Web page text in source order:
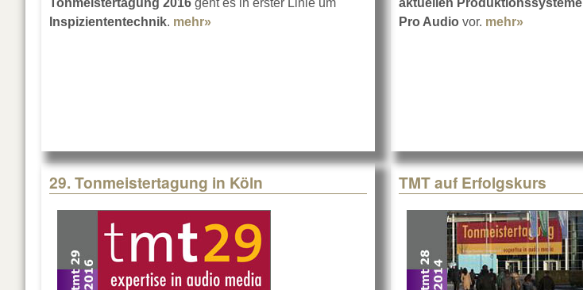
Tonmeistertagung 2016 geht es in erster Linie um
Inspiziententechnik. mehr» about ASC auf der Tonmeistertagung 2016
aktuellen Produktionssysteme
Pro Audio vor. mehr»
29. Tonmeistertagung in Köln TMT auf Erfolgskurs